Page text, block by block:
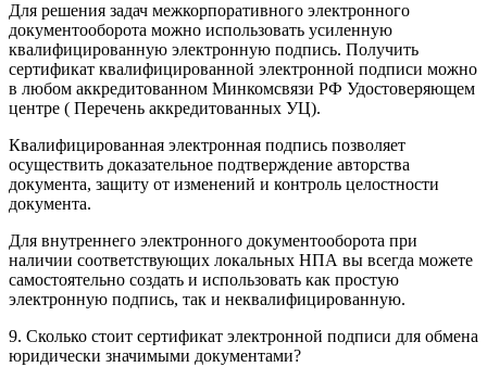
Для решения задач межкорпоративного электронного
документооборота можно использовать усиленную
квалифицированную электронную подпись. Получить
сертификат квалифицированной электронной подписи можно
в любом аккредитованном Минкомсвязи РФ Удостоверяющем
центре ( Перечень аккредитованных УЦ).
Квалифицированная электронная подпись позволяет
осуществить доказательное подтверждение авторства
документа, защиту от изменений и контроль целостности
документа.
Для внутреннего электронного документооборота при
наличии соответствующих локальных НПА вы всегда можете
самостоятельно создать и использовать как простую
электронную подпись, так и неквалифицированную.
9. Сколько стоит сертификат электронной подписи для обмена
юридически значимыми документами?